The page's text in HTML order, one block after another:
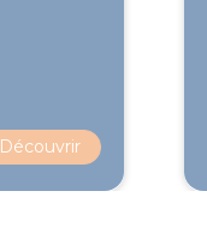
Découvrir